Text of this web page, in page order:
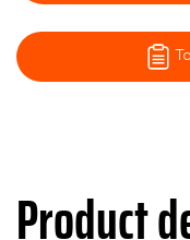
Product